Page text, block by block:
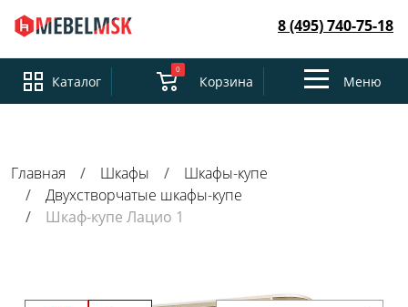
8 (495) 740-75-18
Каталог
0
Корзина
ToggleМеню
Главная Шкафы
Шкафы-купе
Двухстворчатые шкафы-купе
Шкаф-купе Лацио 1